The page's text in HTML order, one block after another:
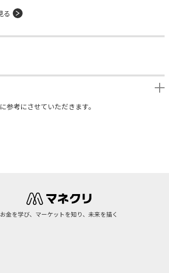
る
考にさせていただきます。
お金を学び、マーケットを知り、未来を描く